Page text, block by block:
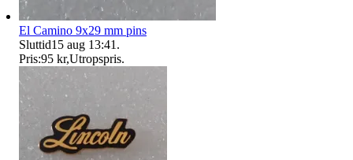
El Camino 9x29 mm pins
Sluttid15 aug 13:41 .
Pris:95 kr,Utropspris.